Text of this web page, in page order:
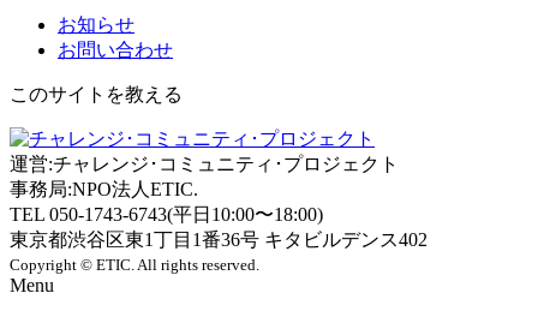
お知らせ
お問い合わせ
このサイトを教える
運営:チャレンジ･コミュニティ･プロジェクト
事務局:NPO法人ETIC.
TEL 050-1743-6743(平日10:00〜18:00)
東京都渋谷区東1丁目1番36号 キタビルデンス402
Copyright © ETIC. All rights reserved.
Menu